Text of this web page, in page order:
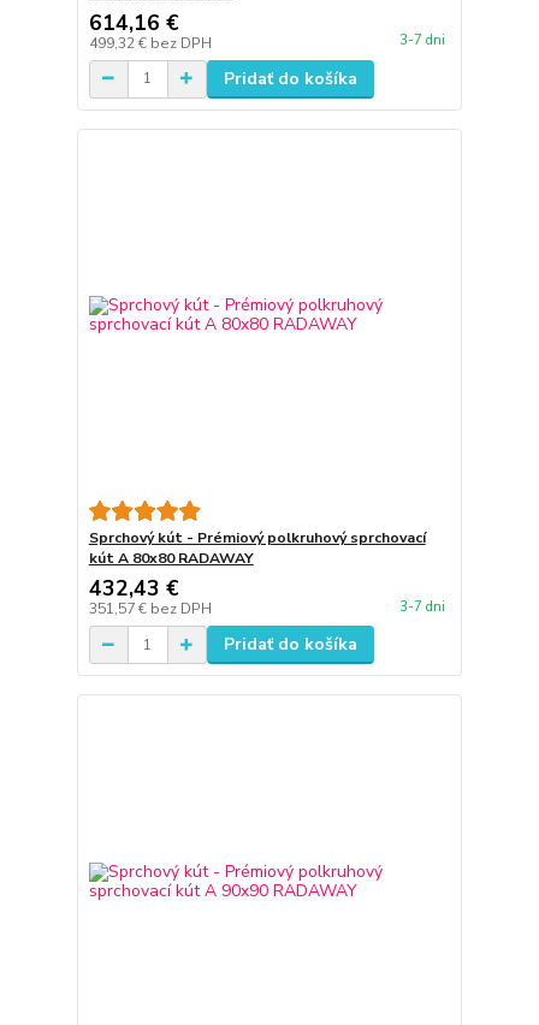
614,16 €
499,32 € bez DPH 3-7 dni
Pridať do košíka
Sprchový kút - Prémiový polkruhový sprchovací
kút A 80x80 RADAWAY
432,43 €
351,57 € bez DPH 3-7 dni
Pridať do košíka